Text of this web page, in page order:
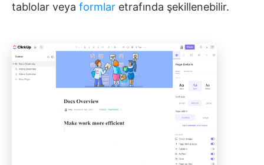
tablolar veya formlar etrafında şekillenebilir.